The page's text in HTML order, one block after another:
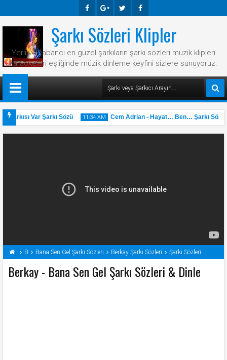
Ook E-
Plus
R Ook
Şarkı Sözleri Klipler
Yerli ve yabancı en güzel şarkıların şarkı sözleri müzik klipleri
karaokeleri eşliğinde müzik dinleme keyfini sizlere sunuyoruz.
Var Şarkı Sözü 11:34 AM
31 May
2025
Cem Adrian - Hayat… Ben… Şarkı Sözü
B Bana Sen Gel Şarkı Sözleri Berkay Şarkı Sözleri Şarkı Sözleri
Berkay - Bana Sen Gel Şarkı Sözleri & Dinle